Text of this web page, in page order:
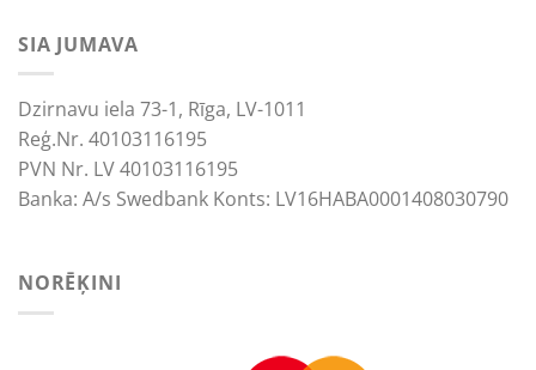
SIA JUMAVA
Dzirnavu iela 73-1, Rīga, LV-1011
Reģ.Nr. 40103116195
PVN Nr. LV 40103116195
Banka: A/s Swedbank Konts: LV16HABA0001408030790
NORĒĶINI